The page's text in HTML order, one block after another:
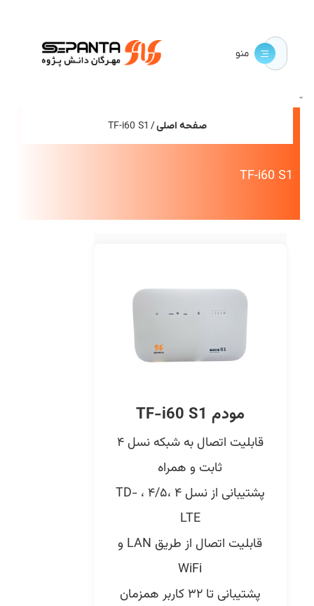
منو
صفحه اصلی/ TF-i60 S1
TF-i60 S1
مودم TF-i60 S1
قابلیت اتصال به شبکه نسل ۴
ثابت و همراه
پشتیبانی از نسل ۴ ،۴/۵ ، TD-
LTE
قابلیت اتصال از طریق LAN و
WiFi
پشتیبانی تا ۳۲ کاربر همزمان